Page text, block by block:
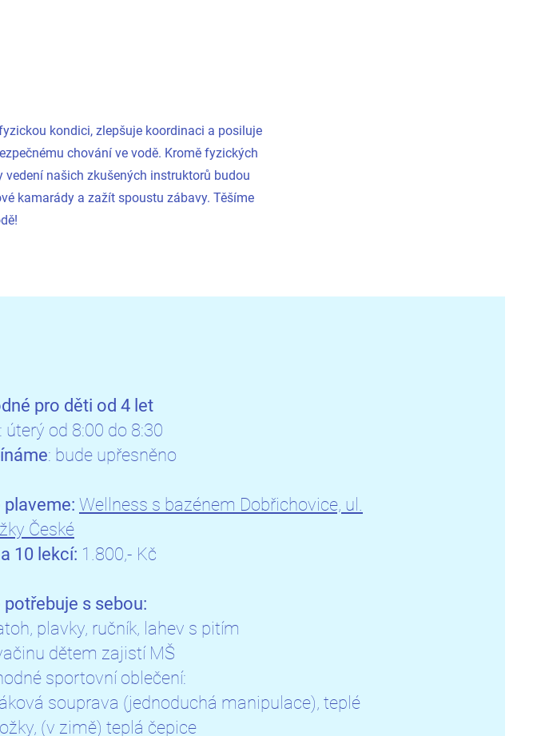
kondici, zlepšuje koordinaci a posiluje
chování ve vodě. Kromě fyzických
našich zkušených instruktorů budou
kamarády a zažít spoustu zábavy. Těšíme
pro děti od 4 let
: úterý od 8:00 do 8:30
: bude upřesněno
plaveme: Wellness s bazénem Dobřichovice, ul.
České
10 lekcí: 1.800,- Kč
potřebuje s sebou:
plavky, ručník, lahev s pitím
dětem zajistí MŠ
sportovní oblečení:
souprava (jednoduchá manipulace), teplé
(v zimě) teplá čepice